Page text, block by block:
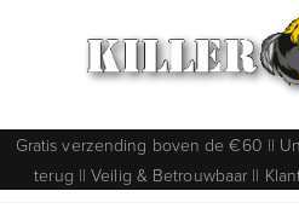
Gratis verzending boven de €60 ||
terug || Veilig & Betrouwbaar ||